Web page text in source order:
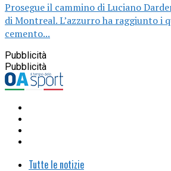
Prosegue il cammino di Luciano
di Montreal. L’azzurro ha raggiunto i
cemento...
Pubblicità
Pubblicità
Tutte le notizie